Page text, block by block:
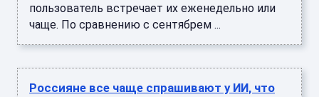
пользователь встречает их еженедельно или
чаще. По сравнению с сентябрем ...
Россияне все чаще спрашивают у ИИ, что